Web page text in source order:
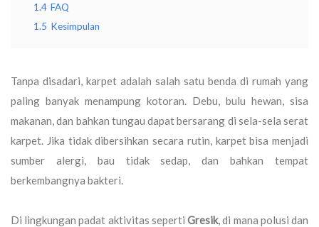
1.4 FAQ
1.5 Kesimpulan
Tanpa disadari, karpet adalah salah satu benda di rumah yang
paling banyak menampung kotoran. Debu, bulu hewan, sisa
makanan, dan bahkan tungau dapat bersarang di sela-sela serat
karpet. Jika tidak dibersihkan secara rutin, karpet bisa menjadi
sumber alergi, bau tidak sedap, dan bahkan tempat
berkembangnya bakteri.
Di lingkungan padat aktivitas sepertiGresik, di mana polusi dan